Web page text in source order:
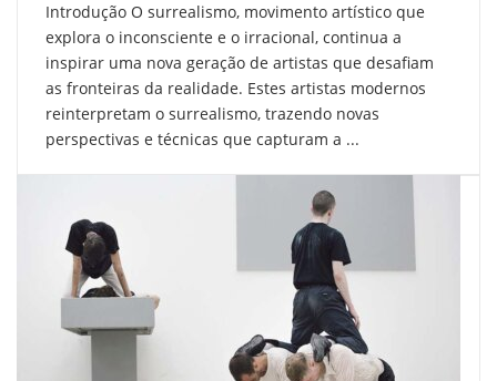
Introdução O surrealismo, movimento artístico que
explora o inconsciente e o irracional, continua a
inspirar uma nova geração de artistas que desafiam
as fronteiras da realidade. Estes artistas modernos
reinterpretam o surrealismo, trazendo novas
perspectivas e técnicas que capturam a ...